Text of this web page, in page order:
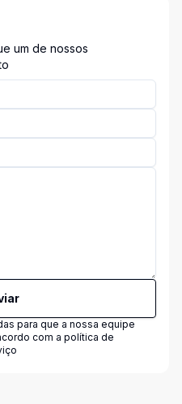
um de nossos
para que a nossa equipe
com a política de